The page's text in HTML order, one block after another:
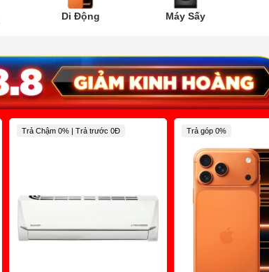
Di Động Máy Sấy
Trả Chậm 0% | Trả trước 0Đ Trả góp 0%